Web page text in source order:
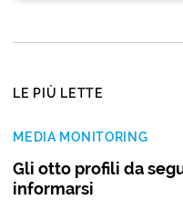
LE PIÙ LETTE
MEDIA MONITORING
Gli otto profili da
informarsi